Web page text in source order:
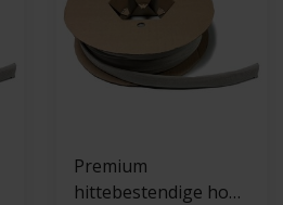
Premium
hittebestendige hoes